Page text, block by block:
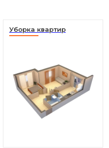
Уборка квартир